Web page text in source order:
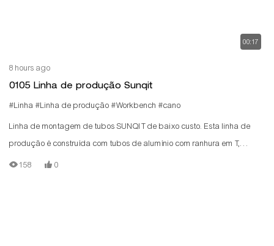
00:17
8 hours ago
0105 Linha de produção Sunqit
#Linha #Linha de produção #Workbench #cano
Linha de montagem de tubos SUNQIT de baixo custo. Esta linha de
produção é construída com tubos de alumínio com ranhura em T,
conectores de alumínio, trilhos de roletes de aço e placas de madeira.
158 0